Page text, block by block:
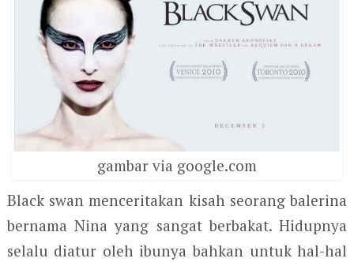
gambar via google.com
Black swan menceritakan kisah seorang balerina
bernama Nina yang sangat berbakat. Hidupnya
selalu diatur oleh ibunya bahkan untuk hal-hal